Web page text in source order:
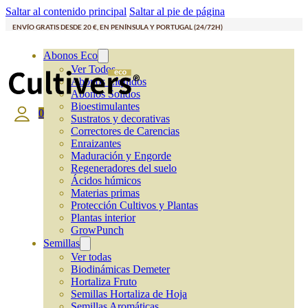
Saltar al contenido principal Saltar al pie de página
ENVÍO GRATIS DESDE 20 €, EN PENÍNSULA Y PORTUGAL (24/72H)
Abonos Eco
Ver Todos
Abonos Líquidos
Abonos Solidos
Bioestimulantes
Sustratos y decorativas
Correctores de Carencias
Enraizantes
Maduración y Engorde
Regeneradores del suelo
Ácidos húmicos
Materias primas
Protección Cultivos y Plantas
Plantas interior
GrowPunch
Semillas
Ver todas
Biodinámicas Demeter
Hortaliza Fruto
Semillas Hortaliza de Hoja
0